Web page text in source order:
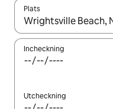
Plats
När resultaten är
Incheckning
Utcheckning